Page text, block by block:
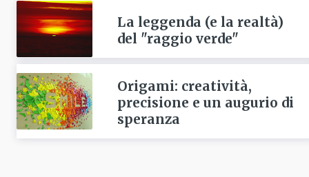
La leggenda (e la realtà)
del "raggio verde"
Origami: creatività,
precisione e un augurio di
speranza